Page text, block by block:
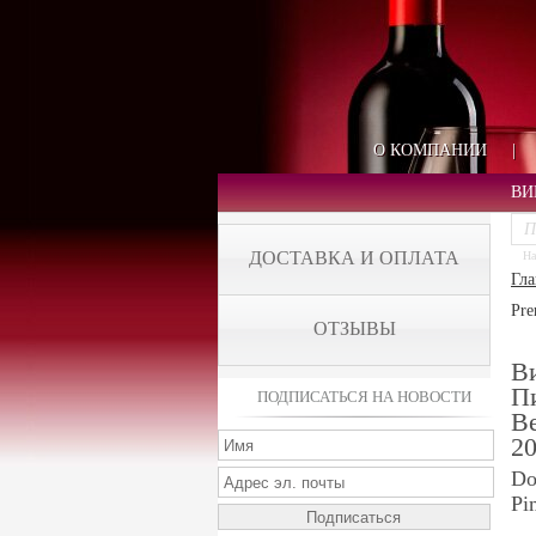
О КОМПАНИИ |
ДОСТАВКА И ОПЛАТА
ОТЗЫВЫ
ПОДПИСАТЬСЯ НА НОВОСТИ